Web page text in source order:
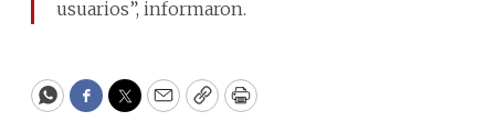
usuarios”, informaron.
WhatsApp
Facebook
Twitter
EmailCopyPrint